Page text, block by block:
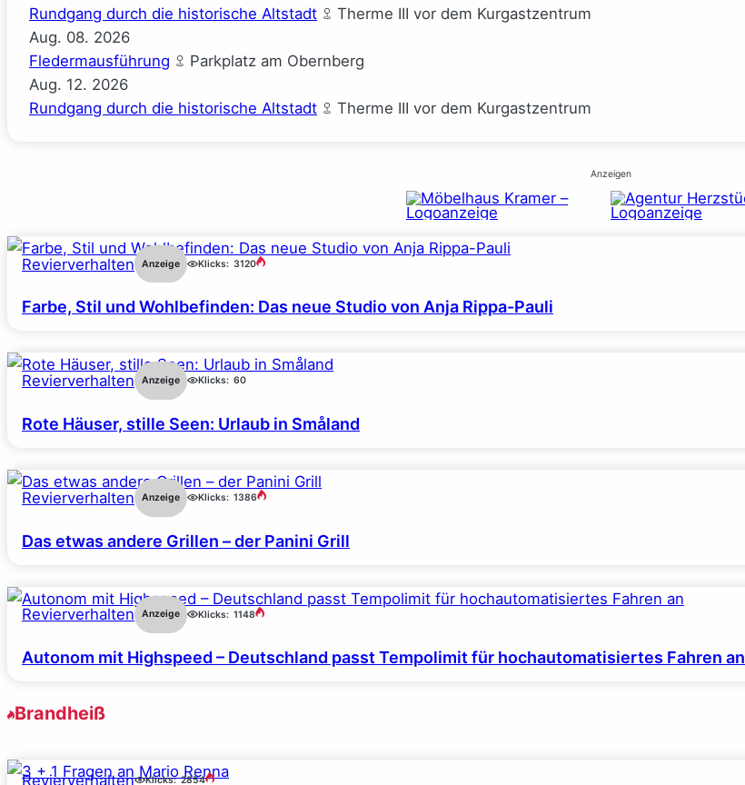
Rundgang durch die historische Altstadt
Therme III vor dem Kurgastzentrum
Aug. 08. 2026
Fledermausführung
Parkplatz am Obernberg
Aug. 12. 2026
Rundgang durch die historische Altstadt
Therme III vor dem Kurgastzentrum
Anzeigen
Revierverhalten Anzeige Klicks: 3120
Farbe, Stil und Wohlbefinden: Das neue Studio von Anja Rippa-Pauli
Revierverhalten Anzeige Klicks: 60
Rote Häuser, stille Seen: Urlaub in Småland
Revierverhalten Anzeige Klicks: 1386
Das etwas andere Grillen – der Panini Grill
Revierverhalten Anzeige Klicks: 1148
Autonom mit Highspeed – Deutschland passt Tempolimit für hochautomatisiertes Fahren an
Brandheiß
Revierverhalten Klicks: 2854